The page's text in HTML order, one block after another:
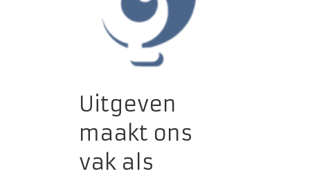
Uitgeven
maakt ons
vak als